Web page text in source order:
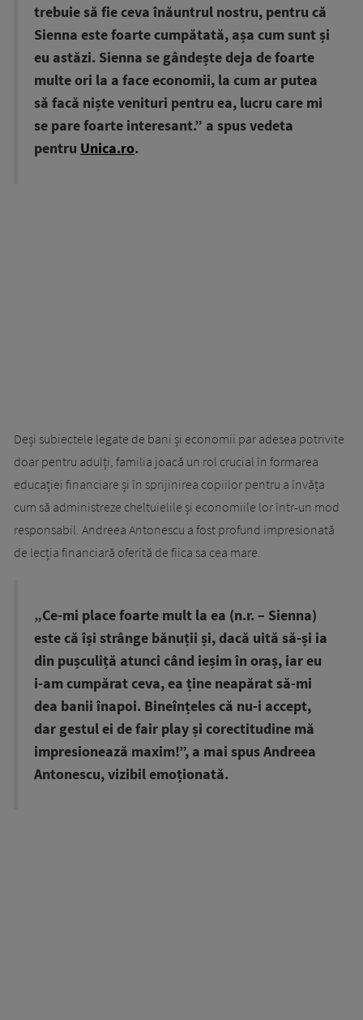
trebuie să fie ceva înăuntrul nostru, pentru că
Sienna este foarte cumpătată, așa cum sunt și
eu astăzi. Sienna se gândește deja de foarte
multe ori la a face economii, la cum ar putea
să facă niște venituri pentru ea, lucru care mi
se pare foarte interesant.” a spus vedeta
pentru Unica.ro.
Deși subiectele legate de bani și economii par adesea potrivite
doar pentru adulți, familia joacă un rol crucial în formarea
educației financiare și în sprijinirea copiilor pentru a învăța
cum să administreze cheltuielile și economiile lor într-un mod
responsabil. Andreea Antonescu a fost profund impresionată
de lecția financiară oferită de fiica sa cea mare.
„Ce-mi place foarte mult la ea (n.r. – Sienna)
este că își strânge bănuții și, dacă uită să-și ia
din pușculiță atunci când ieșim în oraș, iar eu
i-am cumpărat ceva, ea ține neapărat să-mi
dea banii înapoi. Bineînțeles că nu-i accept,
dar gestul ei de fair play și corectitudine mă
impresionează maxim!”, a mai spus Andreea
Antonescu, vizibil emoționată.